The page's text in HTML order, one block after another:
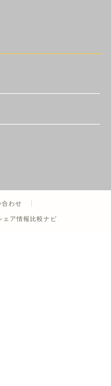
合わせ
ア情報比較ナビ